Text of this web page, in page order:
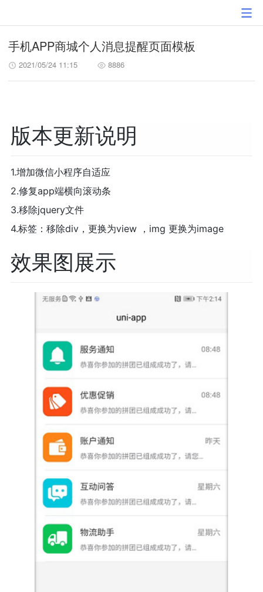
手机APP商城个人消息提醒页面模板
2021/05/24 11:15 8886
版本更新说明
1.增加微信小程序自适应
2.修复app端横向滚动条
3.移除jquery文件
4.标签：移除div，更换为view ，img 更换为image
效果图展示